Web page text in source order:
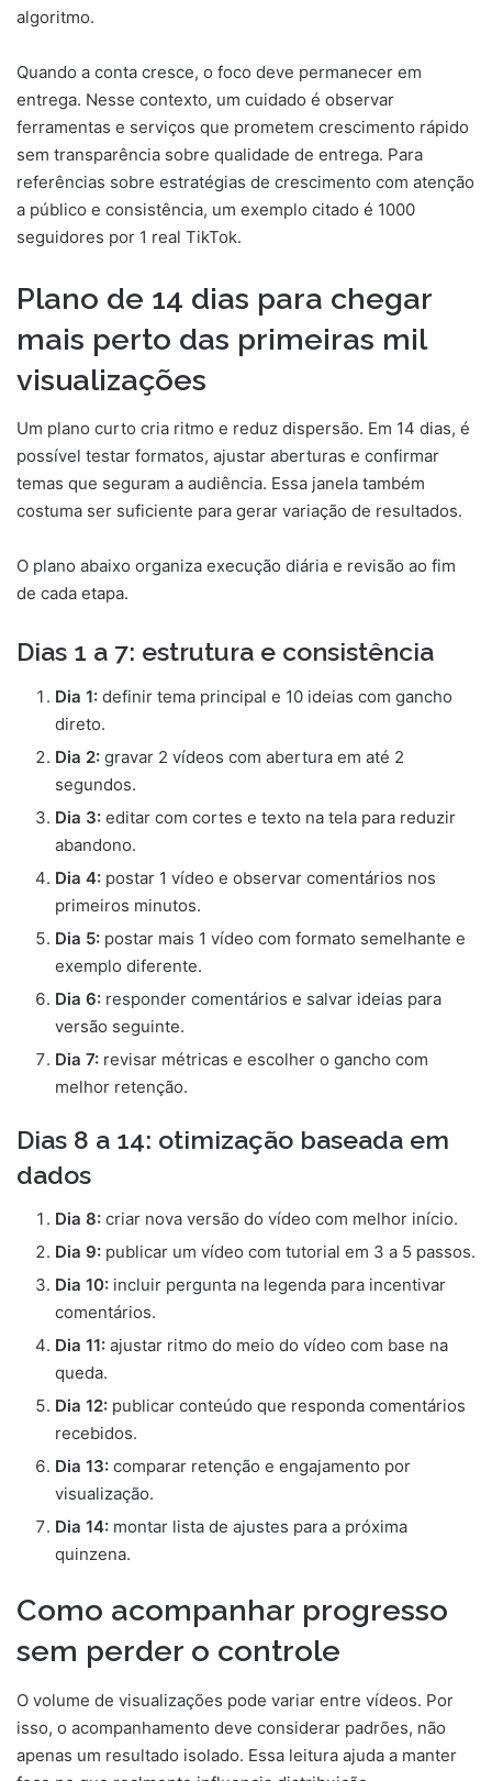
algoritmo.
Quando a conta cresce, o foco deve permanecer em
entrega. Nesse contexto, um cuidado é observar
ferramentas e serviços que prometem crescimento rápido
sem transparência sobre qualidade de entrega. Para
referências sobre estratégias de crescimento com atenção
a público e consistência, um exemplo citado é 1000
seguidores por 1 real TikTok.
Plano de 14 dias para chegar
mais perto das primeiras mil
visualizações
Um plano curto cria ritmo e reduz dispersão. Em 14 dias, é
possível testar formatos, ajustar aberturas e confirmar
temas que seguram a audiência. Essa janela também
costuma ser suficiente para gerar variação de resultados.
O plano abaixo organiza execução diária e revisão ao fim
de cada etapa.
Dias 1 a 7: estrutura e consistência
Dia 1: definir tema principal e 10 ideias com gancho
direto.
Dia 2: gravar 2 vídeos com abertura em até 2
segundos.
Dia 3: editar com cortes e texto na tela para reduzir
abandono.
Dia 4: postar 1 vídeo e observar comentários nos
primeiros minutos.
Dia 5: postar mais 1 vídeo com formato semelhante e
exemplo diferente.
Dia 6: responder comentários e salvar ideias para
versão seguinte.
Dia 7: revisar métricas e escolher o gancho com
melhor retenção.
Dias 8 a 14: otimização baseada em
dados
Dia 8: criar nova versão do vídeo com melhor início.
Dia 9: publicar um vídeo com tutorial em 3 a 5 passos.
Dia 10: incluir pergunta na legenda para incentivar
comentários.
Dia 11: ajustar ritmo do meio do vídeo com base na
queda.
Dia 12: publicar conteúdo que responda comentários
recebidos.
Dia 13: comparar retenção e engajamento por
visualização.
Dia 14: montar lista de ajustes para a próxima
quinzena.
Como acompanhar progresso
sem perder o controle
O volume de visualizações pode variar entre vídeos. Por
isso, o acompanhamento deve considerar padrões, não
apenas um resultado isolado. Essa leitura ajuda a manter